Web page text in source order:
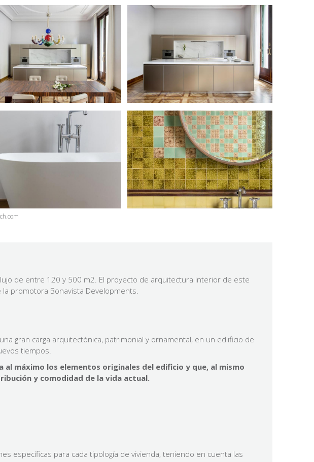
de entre 120 y 500 m2. El proyecto de arquitectura interior de este
promotora Bonavista Developments.
gran carga arquitectónica, patrimonial y ornamental, en un ediificio de
tiempos.
máximo los elementos originales del edificio y que, al mismo
y comodidad de la vida actual.
específicas para cada tipología de vivienda, teniendo en cuenta las